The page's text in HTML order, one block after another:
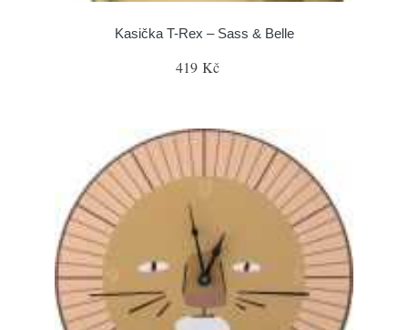
Kasička T-Rex – Sass & Belle
419 Kč